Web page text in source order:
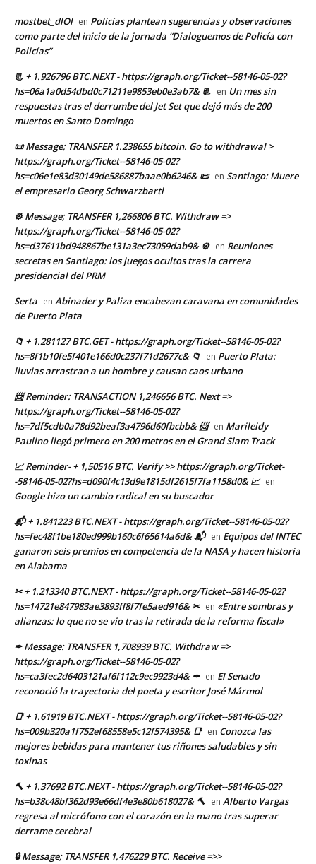
mostbet_dlOl en Policías plantean sugerencias y observaciones
como parte del inicio de la jornada “Dialoguemos de Policía con
Policías”
📃 + 1.926796 BTC.NEXT - https://graph.org/Ticket--58146-05-02?
hs=06a1a0d54dbd0c71211e9853eb0e3ab7& 📃 en Un mes sin
respuestas tras el derrumbe del Jet Set que dejó más de 200
muertos en Santo Domingo
📜 Message; TRANSFER 1.238655 bitcoin. Go to withdrawal >
https://graph.org/Ticket--58146-05-02?
hs=c06e1e83d30149de586887baae0b6246& 📜 en Santiago: Muere
el empresario Georg Schwarzbartl
⚙ Message; TRANSFER 1,266806 BTC. Withdraw =>
https://graph.org/Ticket--58146-05-02?
hs=d37611bd948867be131a3ec73059dab9& ⚙ en Reuniones
secretas en Santiago: los juegos ocultos tras la carrera
presidencial del PRM
Serta en Abinader y Paliza encabezan caravana en comunidades
de Puerto Plata
📁 + 1.281127 BTC.GET - https://graph.org/Ticket--58146-05-02?
hs=8f1b10fe5f401e166d0c237f71d2677c& 📁 en Puerto Plata:
lluvias arrastran a un hombre y causan caos urbano
📨 Reminder: TRANSACTION 1,246656 BTC. Next =>
https://graph.org/Ticket--58146-05-02?
hs=7df5cdb0a78d92beaf3a4796d60fbcbb& 📨 en Marileidy
Paulino llegó primero en 200 metros en el Grand Slam Track
📈 Reminder- + 1,50516 BTC. Verify >> https://graph.org/Ticket-
-58146-05-02?hs=d090f4c13d9e1815df2615f7fa1158d0& 📈 en
Google hizo un cambio radical en su buscador
📬 + 1.841223 BTC.NEXT - https://graph.org/Ticket--58146-05-02?
hs=fec48f1be180ed999b160c6f65614a6d& 📬 en Equipos del INTEC
ganaron seis premios en competencia de la NASA y hacen historia
en Alabama
✂ + 1.213340 BTC.NEXT - https://graph.org/Ticket--58146-05-02?
hs=14721e847983ae3893ff8f7fe5aed916& ✂ en «Entre sombras y
alianzas: lo que no se vio tras la retirada de la reforma fiscal»
✒ Message: TRANSFER 1,708939 BTC. Withdraw =>
https://graph.org/Ticket--58146-05-02?
hs=ca3fec2d6403121af6f112c9ec9923d4& ✒ en El Senado
reconoció la trayectoria del poeta y escritor José Mármol
📑 + 1.61919 BTC.NEXT - https://graph.org/Ticket--58146-05-02?
hs=009b320a1f752ef68558e5c12f574395& 📑 en Conozca las
mejores bebidas para mantener tus riñones saludables y sin
toxinas
🔨 + 1.37692 BTC.NEXT - https://graph.org/Ticket--58146-05-02?
hs=b38c48bf362d93e66df4e3e80b618027& 🔨 en Alberto Vargas
regresa al micrófono con el corazón en la mano tras superar
derrame cerebral
🔒 Message; TRANSFER 1,476229 BTC. Receive =>>